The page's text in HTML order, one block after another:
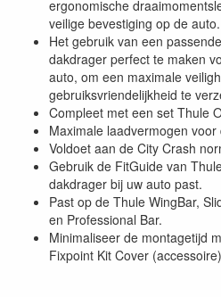
ergonomische
veilige bevestiging op de auto.
Het gebruik van een
dakdrager perfect te maken
auto, om een maximale
gebruiksvriendelijkheid te
Compleet met een set Thule
Maximale laadvermogen
Voldoet aan de City Crash
Gebruik de FitGuide van
dakdrager bij uw auto past.
Past op de Thule WingBar,
en Professional Bar.
Minimaliseer de montagetijd
Fixpoint Kit Cover